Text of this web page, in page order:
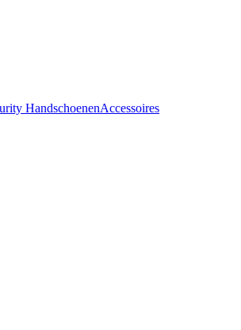
HandschoenenAccessoires